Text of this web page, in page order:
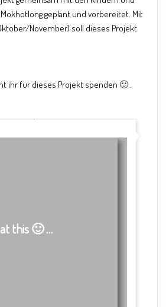
geplant und vorbereitet. Mit
November) soll dieses Projekt
ihr für dieses Projekt spenden 🙂 .
this 🙂 …